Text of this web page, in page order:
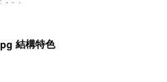
結構特色